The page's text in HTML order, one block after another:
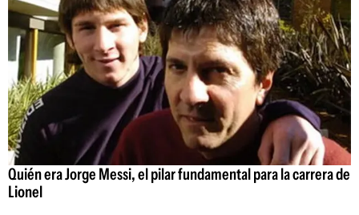
Quién era Jorge Messi, el pilar fundamental para la carrera de
Lionel